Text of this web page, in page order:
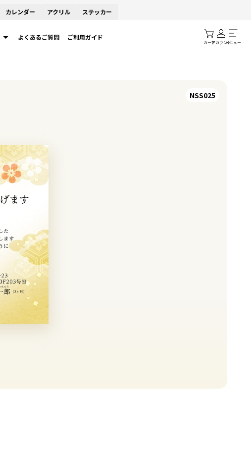
カレンダー アクリル ステッカー
よくあるご質問 ご利用ガイド
カートアカウントメニュー
NSS025